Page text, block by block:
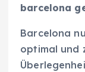
barcelona
Barcelona
optimal und